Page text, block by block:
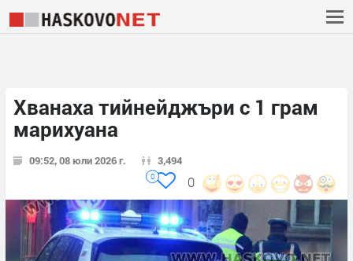
Хванаха тийнейджъри с 1 грам
марихуана
09:52, 08 юли 2026 г. 3,494
0
0